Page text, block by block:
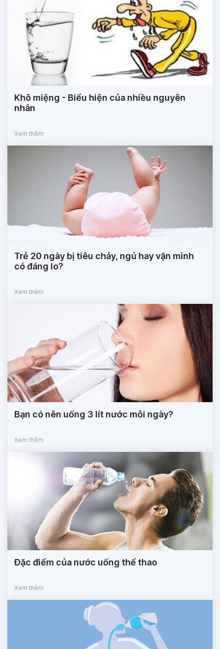
Khô miệng - Biểu hiện của nhiều nguyên
nhân
Xem thêm
Trẻ 20 ngày bị tiêu chảy, ngủ hay vặn mình
có đáng lo?
Xem thêm
Bạn có nên uống 3 lít nước mỗi ngày?
Xem thêm
Đặc điểm của nước uống thể thao
Xem thêm